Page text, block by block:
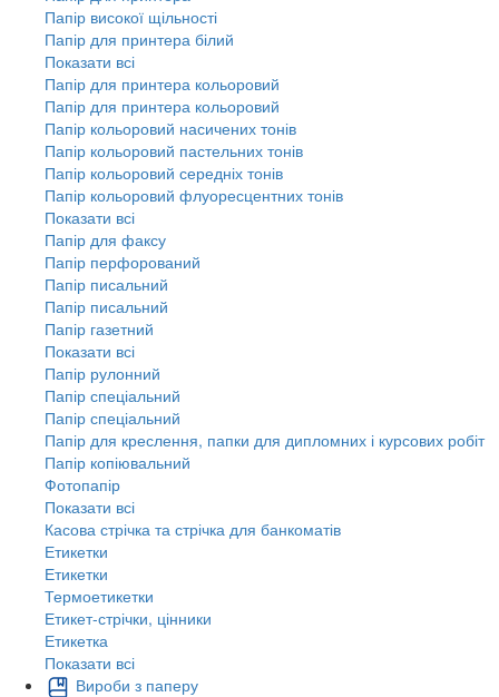
Папір високої щільності
Папір для принтера білий
Показати всі
Папір для принтера кольоровий
Папір для принтера кольоровий
Папір кольоровий насичених тонів
Папір кольоровий пастельних тонів
Папір кольоровий середніх тонів
Папір кольоровий флуоресцентних тонів
Показати всі
Папір для факсу
Папір перфорований
Папір писальний
Папір писальний
Папір газетний
Показати всі
Папір рулонний
Папір спеціальний
Папір спеціальний
Папір для креслення, папки для дипломних і курсових робіт
Папір копіювальний
Фотопапір
Показати всі
Касова стрічка та стрічка для банкоматів
Етикетки
Етикетки
Термоетикетки
Етикет-стрічки, цінники
Етикетка
Показати всі
Вироби з паперу